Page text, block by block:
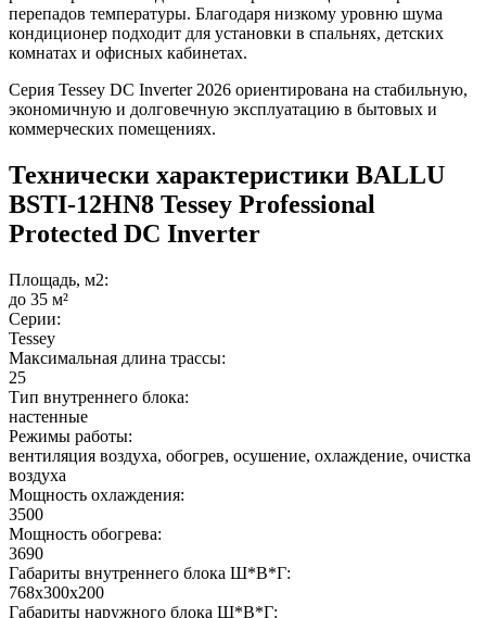
перепадов температуры. Благодаря низкому уровню шума
кондиционер подходит для установки в спальнях, детских
комнатах и офисных кабинетах.
Серия Tessey DC Inverter 2026 ориентирована на стабильную,
экономичную и долговечную эксплуатацию в бытовых и
коммерческих помещениях.
Технически характеристики BALLU
BSTI-12HN8 Tessey Professional
Protected DC Inverter
Площадь, м2:
до 35 м²
Серии:
Tessey
Максимальная длина трассы:
25
Тип внутреннего блока:
настенные
Режимы работы:
вентиляция воздуха, обогрев, осушение, охлаждение, очистка
воздуха
Мощность охлаждения:
3500
Мощность обогрева:
3690
Габариты внутреннего блока Ш*В*Г:
768x300x200
Габариты наружного блока Ш*В*Г: